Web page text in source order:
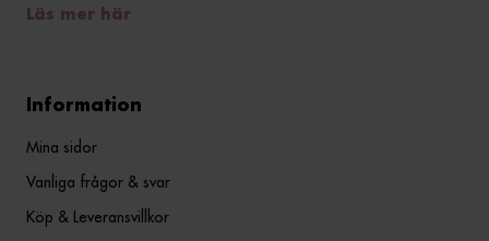
Läs mer här
Information
Mina sidor
Vanliga frågor & svar
Köp & Leveransvillkor